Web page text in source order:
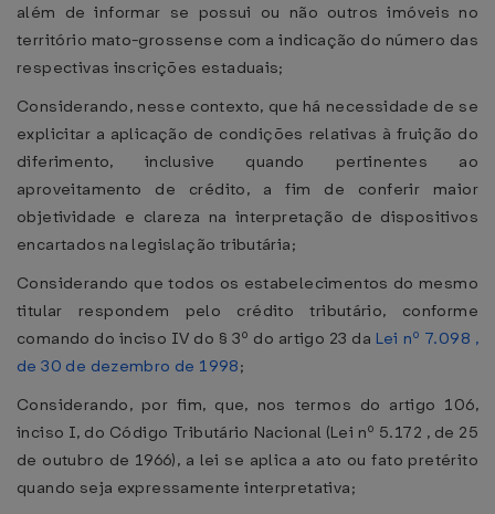
além de informar se possui ou não outros imóveis no
território mato-grossense com a indicação do número das
respectivas inscrições estaduais;
Considerando, nesse contexto, que há necessidade de se
explicitar a aplicação de condições relativas à fruição do
diferimento, inclusive quando pertinentes ao
aproveitamento de crédito, a fim de conferir maior
objetividade e clareza na interpretação de dispositivos
encartados na legislação tributária;
Considerando que todos os estabelecimentos do mesmo
titular respondem pelo crédito tributário, conforme
comando do inciso IV do § 3º do artigo 23 da Lei nº 7.098 ,
de 30 de dezembro de 1998;
Considerando, por fim, que, nos termos do artigo 106,
inciso I, do Código Tributário Nacional (Lei nº 5.172 , de 25
de outubro de 1966), a lei se aplica a ato ou fato pretérito
quando seja expressamente interpretativa;